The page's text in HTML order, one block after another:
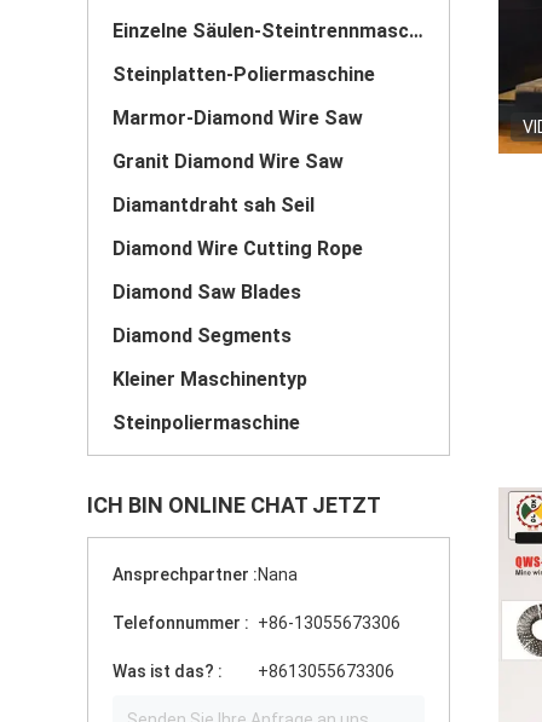
Einzelne Säulen-Steintrennmaschine
Steinplatten-Poliermaschine
Marmor-Diamond Wire Saw
Granit Diamond Wire Saw
Diamantdraht sah Seil
Diamond Wire Cutting Rope
Diamond Saw Blades
Diamond Segments
Kleiner Maschinentyp
Steinpoliermaschine
ICH BIN ONLINE CHAT JETZT
Ansprechpartner :Nana
Telefonnummer : +86-13055673306
Was ist das? : +8613055673306